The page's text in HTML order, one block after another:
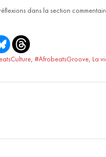
dans la section
,#AfrobeatsGroove, La